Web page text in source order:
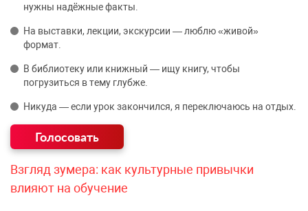
нужны надёжные факты.
На выставки, лекции, экскурсии — люблю «живой»
формат.
В библиотеку или книжный — ищу книгу, чтобы
погрузиться в тему глубже.
Никуда — если урок закончился, я переключаюсь на отдых.
Взгляд зумера: как культурные привычки
влияют на обучение